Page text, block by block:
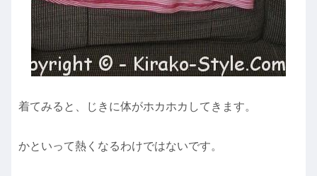
着てみると、じきに体がホカホカしてきます。
かといって熱くなるわけではないです。